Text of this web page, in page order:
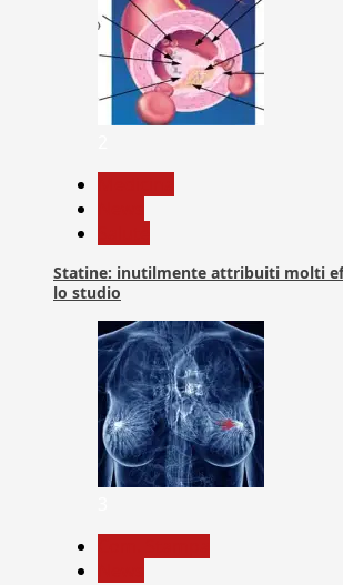
Statine: inutilmente attribuiti molti
lo studio